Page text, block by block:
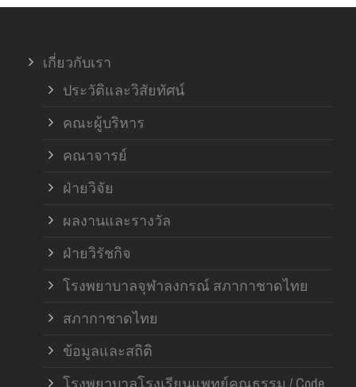
เกี่ยวกับเรา
ประวัติและวิสัยทัศน์
คณะผู้บริหาร
คณาจารย์
ฝ่ายวิจัย
ผลงานและรางวัล
ฝ่ายวิรัชกิจ
โรงพยาบาลจุฬาลงกรณ์ สภากาชาดไทย
สภากาชาดไทย
ข้อมูลและสถิติ